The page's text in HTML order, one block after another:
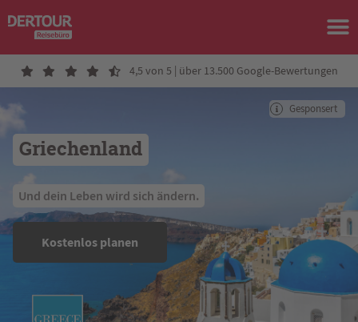
4,5 von 5 | über 13.500 Google-Bewertungen
Griechenland
Und dein Leben wird sich ändern.
Kostenlos planen
Gesponsert